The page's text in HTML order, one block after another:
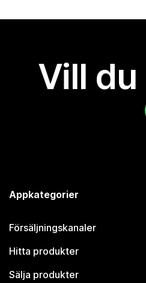
Vill du
Appkategorier
Försäljningskanaler
Hitta produkter
Sälja produkter